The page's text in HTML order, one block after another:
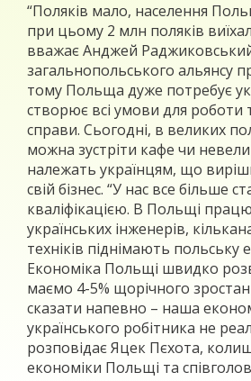
“Поляків мало, населення
при цьому 2 млн поляків
вважає Анджей
загальнопольського альянсу
тому Польща дуже потребує
створює всі умови для роботи
справи. Сьогодні, в великих
можна зустріти кафе чи
належать українцям, що
свій бізнес. “У нас все більше
кваліфікацією. В Польщі
українських інженерів,
техніків піднімають польську
Економіка Польщі швидко
маємо 4-5% щорічного
сказати напевно – наша
українського робітника не
розповідає Яцек Пєхота,
економіки Польщі та